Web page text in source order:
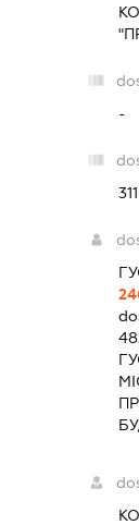
-